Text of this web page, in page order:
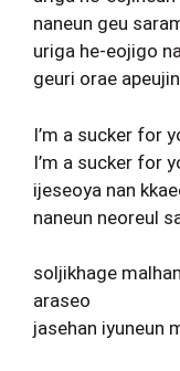
naneun geu
uriga he-eojigo
geuri orae
I’m a sucker for
I’m a sucker for
ijeseoya nan
naneun neoreul
soljikhage
araseo
jasehan iyuneun